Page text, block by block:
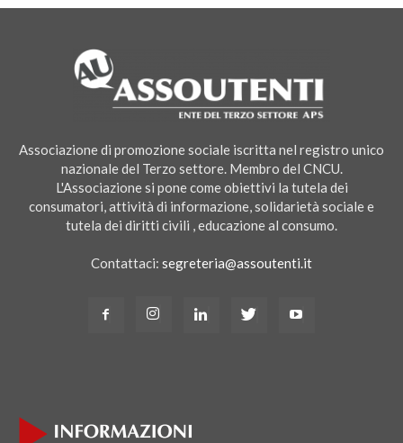
Associazione di promozione sociale iscritta nel registro unico
nazionale del Terzo settore. Membro del CNCU.
L'Associazione si pone come obiettivi la tutela dei
consumatori, attività di informazione, solidarietà sociale e
tutela dei diritti civili , educazione al consumo.
Contattaci: segreteria@assoutenti.it